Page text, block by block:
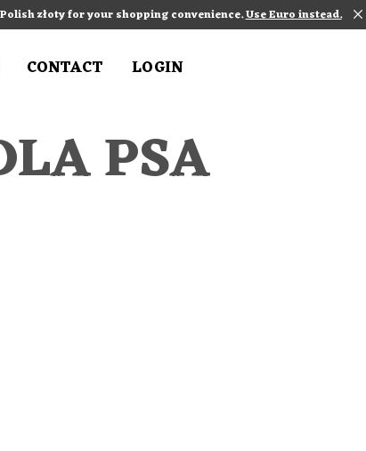
złoty for your shopping convenience.Use Euro instead.
CONTACT LOGIN
PSA